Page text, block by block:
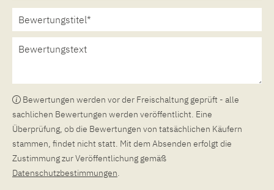
Bewertungen werden vor der Freischaltung geprüft - alle
sachlichen Bewertungen werden veröffentlicht. Eine
Überprüfung, ob die Bewertungen von tatsächlichen Käufern
stammen, findet nicht statt. Mit dem Absenden erfolgt die
Zustimmung zur Veröffentlichung gemäß
Datenschutzbestimmungen.